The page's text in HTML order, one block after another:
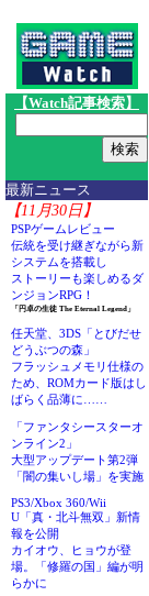
【Watch記事検索】
最新ニュース
【11月30日】
PSPゲームレビュー
伝統を受け継ぎながら新
システムを搭載し
ストーリーも楽しめるダ
ンジョンRPG！
「円卓の生徒 The Eternal Legend」
任天堂、3DS「とびだせ
どうぶつの森」
フラッシュメモリ仕様の
ため、ROMカード版はし
ばらく品薄に……
「ファンタシースターオ
ンライン2」
大型アップデート第2弾
「闇の集いし場」を実施
PS3/Xbox 360/Wii
U「真・北斗無双」新情
報を公開
カイオウ、ヒョウが登
場。「修羅の国」編が明
らかに